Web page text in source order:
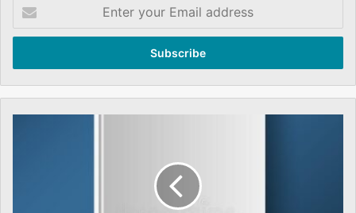
your
Email